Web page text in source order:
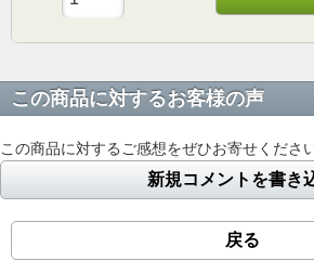
この商品に対するお客様の声
この商品に対するご感想をぜひお寄せください
新規コメントを書き
戻る